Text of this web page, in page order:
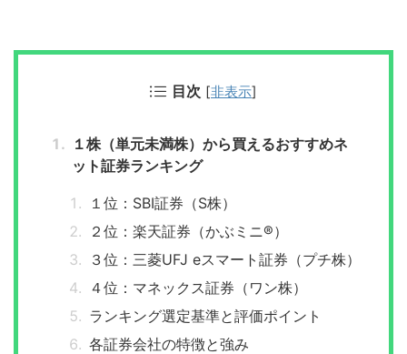
目次 [非表示]
１株（単元未満株）から買えるおすすめネ
ット証券ランキング
１位：SBI証券（S株）
２位：楽天証券（かぶミニ®）
３位：三菱UFJ eスマート証券（プチ株）
４位：マネックス証券（ワン株）
ランキング選定基準と評価ポイント
各証券会社の特徴と強み